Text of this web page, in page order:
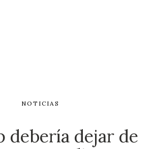
NOTICIAS
debería dejar de